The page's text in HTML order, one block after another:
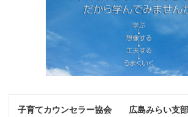
子育てカウンセラー協会 広島みらい支部